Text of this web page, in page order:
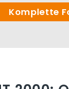
Komplette